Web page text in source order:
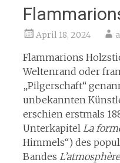
April 18, 2024
Flammarions
Weltenrand oder
„Pilgerschaft“
unbekannten
erschien erstmals
Unterkapitel La
Himmels“) des
Bandes